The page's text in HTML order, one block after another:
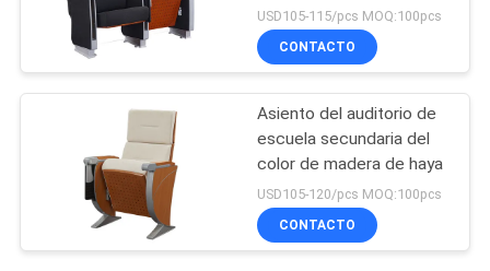
brazo
USD105-115/pcs MOQ:100pcs
CONTACTO
Asiento del auditorio de
escuela secundaria del
color de madera de haya
USD105-120/pcs MOQ:100pcs
CONTACTO